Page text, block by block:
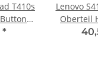
T410s
*
Lenovo
Oberteil